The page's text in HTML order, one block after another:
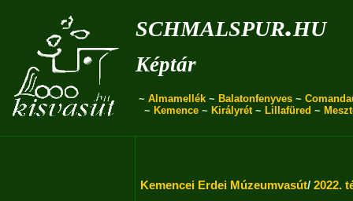
schmalspur.hu
Képtár
~ Almamellék ~ Balatonfenyves ~
~ Kemence~ Királyrét~ Lillafüred ~
Kemencei Erdei Múzeumvasút/ 2022.